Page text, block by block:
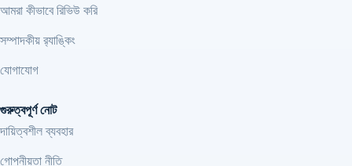
আমরা কীভাবে রিভিউ করি
সম্পাদকীয় র‍্যাঙ্কিং
যোগাযোগ
গুরুত্বপূর্ণ নোট
দায়িত্বশীল ব্যবহার
গোপনীয়তা নীতি